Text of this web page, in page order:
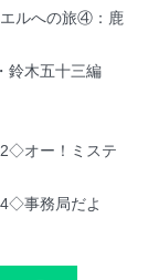
ルへの旅④：鹿
鈴木五十三編
オー！ミステ
事務局だよ